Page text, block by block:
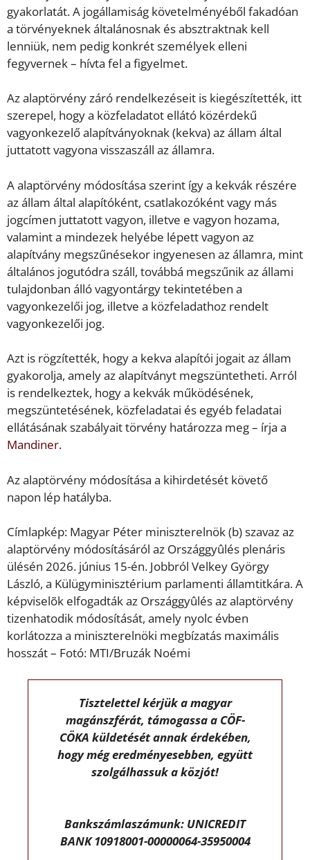
gyakorlatát. A jogállamiság követelményéből fakadóan
a törvényeknek általánosnak és absztraktnak kell
lenniük, nem pedig konkrét személyek elleni
fegyvernek – hívta fel a figyelmet.
Az alaptörvény záró rendelkezéseit is kiegészítették, itt
szerepel, hogy a közfeladatot ellátó közérdekű
vagyonkezelő alapítványoknak (kekva) az állam által
juttatott vagyona visszaszáll az államra.
A alaptörvény módosítása szerint így a kekvák részére
az állam által alapítóként, csatlakozóként vagy más
jogcímen juttatott vagyon, illetve e vagyon hozama,
valamint a mindezek helyébe lépett vagyon az
alapítvány megszűnésekor ingyenesen az államra, mint
általános jogutódra száll, továbbá megszűnik az állami
tulajdonban álló vagyontárgy tekintetében a
vagyonkezelői jog, illetve a közfeladathoz rendelt
vagyonkezelői jog.
Azt is rögzítették, hogy a kekva alapítói jogait az állam
gyakorolja, amely az alapítványt megszüntetheti. Arról
is rendelkeztek, hogy a kekvák működésének,
megszüntetésének, közfeladatai és egyéb feladatai
ellátásának szabályait törvény határozza meg – írja a
Mandiner.
Az alaptörvény módosítása a kihirdetését követő
napon lép hatályba.
Címlapkép: Magyar Péter miniszterelnök (b) szavaz az
alaptörvény módosításáról az Országgyûlés plenáris
ülésén 2026. június 15-én. Jobbról Velkey György
László, a Külügyminisztérium parlamenti államtitkára. A
képviselõk elfogadták az Országgyûlés az alaptörvény
tizenhatodik módosítását, amely nyolc évben
korlátozza a miniszterelnöki megbízatás maximális
hosszát – Fotó: MTI/Bruzák Noémi
Tisztelettel kérjük a magyar
magánszférát, támogassa a CÖF-
CÖKA küldetését annak érdekében,
hogy még eredményesebben, együtt
szolgálhassuk a közjót!
Bankszámlaszámunk: UNICREDIT
BANK 10918001-00000064-35950004